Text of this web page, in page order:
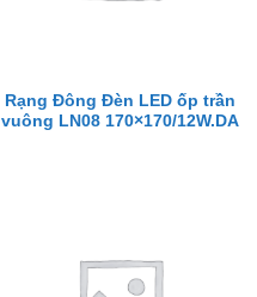
Rạng Đông Đèn LED ốp trần
vuông LN08 170×170/12W.DA